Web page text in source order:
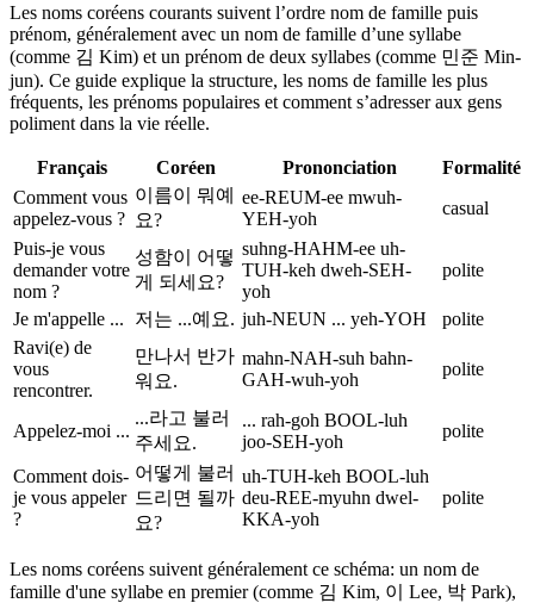
Les noms coréens courants suivent l’ordre nom de famille puis
prénom, généralement avec un nom de famille d’une syllabe
(comme 김 Kim) et un prénom de deux syllabes (comme 민준 Min-
jun). Ce guide explique la structure, les noms de famille les plus
fréquents, les prénoms populaires et comment s’adresser aux gens
poliment dans la vie réelle.
Français Coréen Prononciation
Formalité
Comment vous
appelez-vous ?
이름이 뭐예
요?
ee-REUM-ee mwuh-
YEH-yoh
casual
Puis-je vous
demander votre
nom ?
성함이 어떻
게 되세요?
suhng-HAHM-ee uh-
TUH-keh dweh-SEH-
yoh
polite
Je m'appelle ... 저는 ...예요. juh-NEUN ... yeh-YOH
polite
Ravi(e) de
vous
rencontrer.
만나서 반가
워요.
mahn-NAH-suh bahn-
GAH-wuh-yoh
polite
Appelez-moi ...
...라고 불러
주세요.
... rah-goh BOOL-luh
joo-SEH-yoh
polite
Comment dois-
je vous appeler
?
어떻게 불러
드리면 될까
요?
uh-TUH-keh BOOL-luh
deu-REE-myuhn dwel-
KKA-yoh
polite
Les noms coréens suivent généralement ce schéma: un nom de
famille d'une syllabe en premier (comme 김 Kim, 이 Lee, 박 Park),